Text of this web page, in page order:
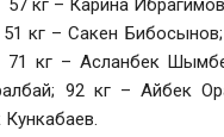
кг – Карина
кг – Сакен
71 кг – Асланбек
92 кг – Айбек